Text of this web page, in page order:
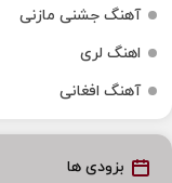
آهنگ جشنی مازنی
اهنگ لری
آهنگ افغانی
بزودی ها